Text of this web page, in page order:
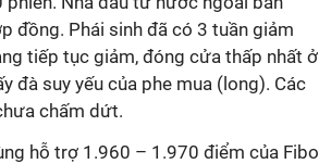
đồng. Phái sinh đã có 3 tuần giảm
tiếp tục giảm, đóng cửa thấp nhất ở
đà suy yếu của phe mua (long). Các
chấm dứt.
hỗ trợ 1.960 – 1.970 điểm của Fibo